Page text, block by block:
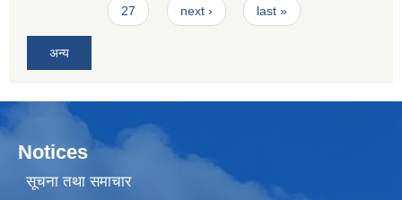
27 next › last »
अन्य
Notices
सूचना तथा समाचार